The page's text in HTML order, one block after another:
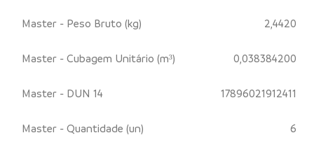
Master - Peso Bruto (kg) 2,4420
Master - Cubagem Unitário (m³) 0,038384200
Master - DUN 14 17896021912411
Master - Quantidade (un) 6